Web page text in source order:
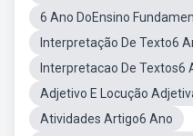
6 Ano DoEnsino
Interpretação De Texto6
Interpretacao De Textos6
Adjetivo E Locução
Atividades Artigo6 Ano